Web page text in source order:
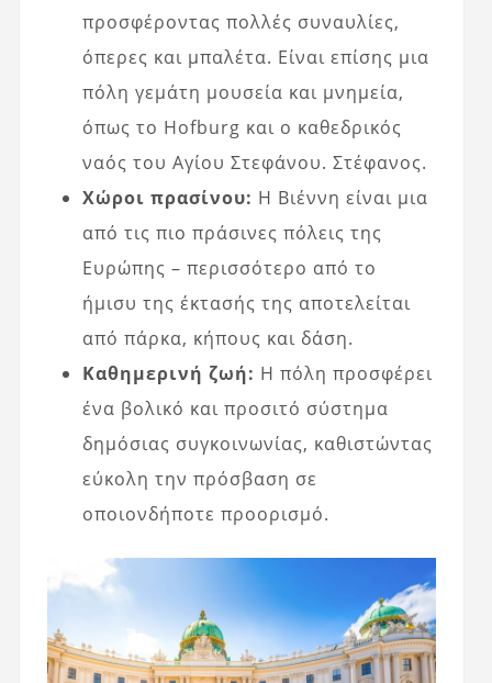
προσφέροντας πολλές συναυλίες,
όπερες και μπαλέτα. Είναι επίσης μια
πόλη γεμάτη μουσεία και μνημεία,
όπως το Hofburg και ο καθεδρικός
ναός του Αγίου Στεφάνου. Στέφανος.
Χώροι πρασίνου: Η Βιέννη είναι μια
από τις πιο πράσινες πόλεις της
Ευρώπης – περισσότερο από το
ήμισυ της έκτασής της αποτελείται
από πάρκα, κήπους και δάση.
Καθημερινή ζωή: Η πόλη προσφέρει
ένα βολικό και προσιτό σύστημα
δημόσιας συγκοινωνίας, καθιστώντας
εύκολη την πρόσβαση σε
οποιονδήποτε προορισμό.